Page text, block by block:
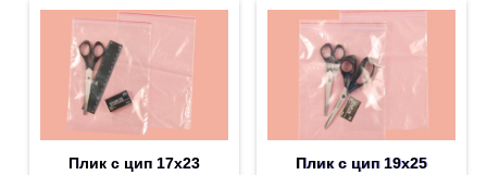
Плик с цип 17х23 Плик с цип 19х25